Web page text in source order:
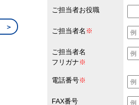
ご担当者お役職
ご担当者名 ※
ご担当者名
フリガナ※
電話番号※
FAX番号